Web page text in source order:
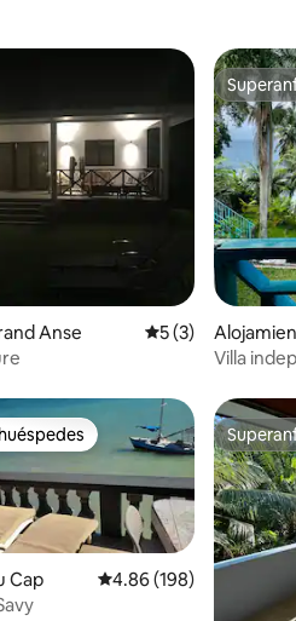
Anse Calificación
5 (3)
Villa
preferido
Cap Calificación promedio:
4.86 (198)